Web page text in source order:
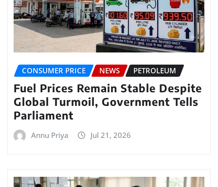
CONSUMER PRICE NEWS PETROLEUM
Fuel Prices Remain Stable Despite
Global Turmoil, Government Tells
Parliament
Annu Priya Jul 21, 2026